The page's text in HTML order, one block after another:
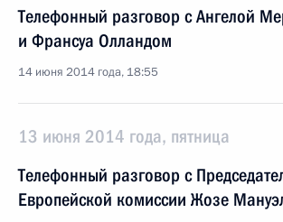
Телефонный разговор с Ангелой
и Франсуа Олландом
14 июня 2014 года, 18:55
13 июня 2014 года, пятница
Телефонный разговор с
Европейской комиссии Жозе